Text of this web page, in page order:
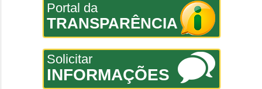
Portal da
TRANSPARÊNCIA
Solicitar
INFORMAÇÕES